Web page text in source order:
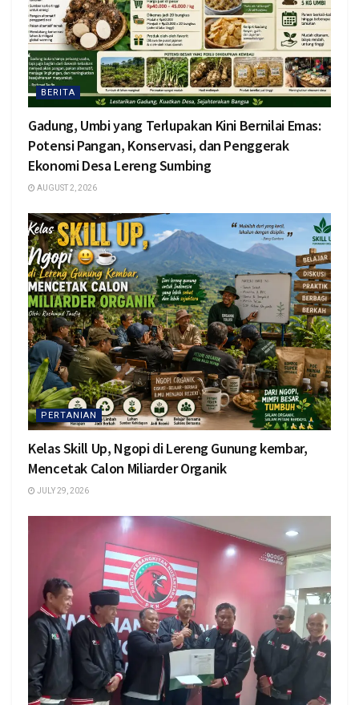
BERITA
Gadung, Umbi yang Terlupakan Kini Bernilai Emas:
Potensi Pangan, Konservasi, dan Penggerak
Ekonomi Desa Lereng Sumbing
AUGUST 2, 2026
PERTANIAN
Kelas Skill Up, Ngopi di Lereng Gunung kembar,
Mencetak Calon Miliarder Organik
JULY 29, 2026